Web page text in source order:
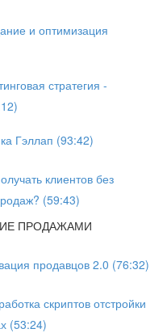
и оптимизация
стратегия -
Гэллап (93:42)
клиентов без
(59:43)
ПРОДАЖАМИ
продавцов 2.0 (76:32)
скриптов отстройки
(53:24)